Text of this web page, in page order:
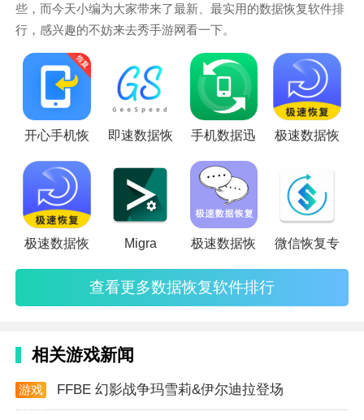
2. 快速预览：在恢复之前，用户可以预览文件的内容，
确保恢复的文件是所需的文件。
3. 简单易用：软件界面设计简洁明了，操作简单易懂，
用户无需专业知识也能轻松上手。
软件攻略
1. 定期备份：为避免数据丢失，建议用户定期备份重要
文件。
2. 谨慎操作：在进行数据恢复时，务必按照软件提示操
作，避免误操作导致数据损坏。
3. 及时恢复：一旦发现数据丢失，应尽快使用小鹏数据
恢复进行恢复，以提高恢复成功率。
1. 在不同型号的安卓设备上进行测试，确保软件的兼容
性和稳定性。
些，而今天小编为大家带来了最新、最实用的数据恢复软件排
行，感兴趣的不妨来去秀手游网看一下。
开心手机恢 即速数据恢 手机数据迅 极速数据恢
极速数据恢 Migra 极速数据恢 微信恢复专
查看更多数据恢复软件排行
相关游戏新闻
游戏
FFBE 幻影战争玛雪莉&伊尔迪拉登场